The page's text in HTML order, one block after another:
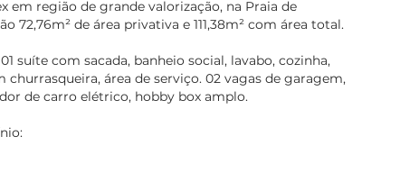
em região de grande valorização, na Praia de
72,76m² de área privativa e 111,38m² com área total.
suíte com sacada, banheio social, lavabo, cozinha,
churrasqueira, área de serviço. 02 vagas de garagem,
de carro elétrico, hobby box amplo.